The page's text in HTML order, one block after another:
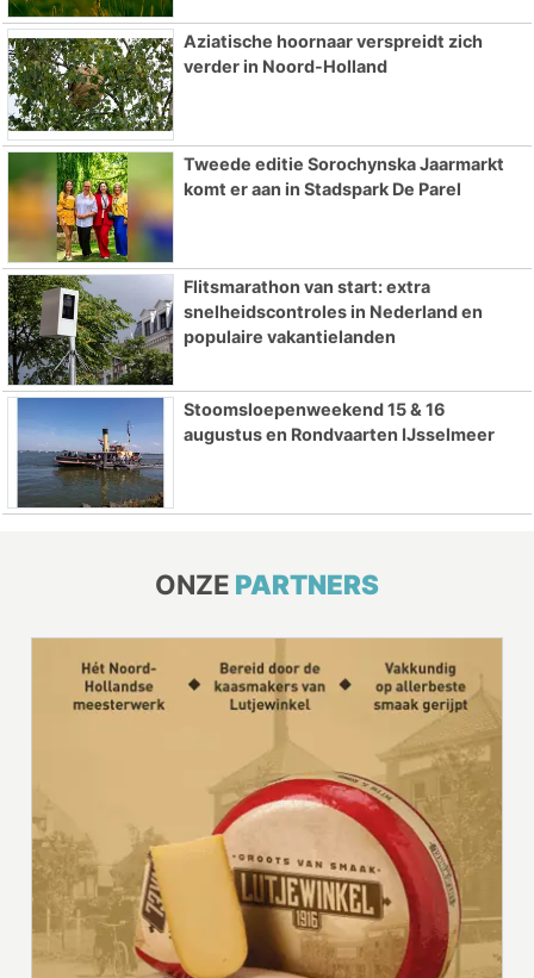
Aziatische hoornaar verspreidt zich
verder in Noord-Holland
Tweede editie Sorochynska Jaarmarkt
komt er aan in Stadspark De Parel
Flitsmarathon van start: extra
snelheidscontroles in Nederland en
populaire vakantielanden
Stoomsloepenweekend 15 & 16
augustus en Rondvaarten IJsselmeer
ONZE PARTNERS